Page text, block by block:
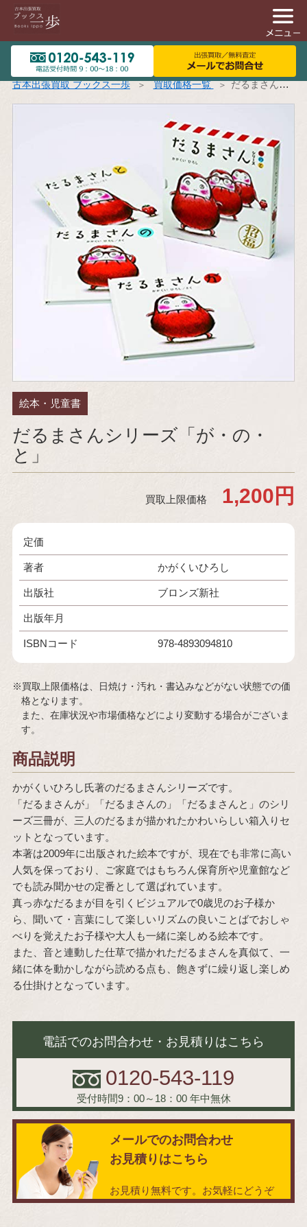
古本出張買取 ブックス一歩 買取価格一覧 だるまさんシリーズ「が・の・と」
絵本・児童書
だるまさんシリーズ「が・の・
と」
買取上限価格 1,200円
定価
著者 かがくいひろし
出版社 ブロンズ新社
出版年月
ISBNコード 978-4893094810
※買取上限価格は、日焼け・汚れ・書込みなどがない状態での価
格となります。
また、在庫状況や市場価格などにより変動する場合がございま
す。
商品説明
かがくいひろし氏著のだるまさんシリーズです。
「だるまさんが」「だるまさんの」「だるまさんと」のシリ
ーズ三冊が、三人のだるまが描かれたかわいらしい箱入りセ
ットとなっています。
本著は2009年に出版された絵本ですが、現在でも非常に高い
人気を保っており、ご家庭ではもちろん保育所や児童館など
でも読み聞かせの定番として選ばれています。
真っ赤なだるまが目を引くビジュアルで0歳児のお子様か
ら、聞いて・言葉にして楽しいリズムの良いことばでおしゃ
べりを覚えたお子様や大人も一緒に楽しめる絵本です。
また、音と連動した仕草で描かれただるまさんを真似て、一
緒に体を動かしながら読める点も、飽きずに繰り返し楽しめ
る仕掛けとなっています。
電話でのお問合わせ・お見積りはこちら
0120-543-119
受付時間9：00～18：00 年中無休
メールでのお問合わせ
お見積りはこちら
お見積り無料です。お気軽にどうぞ